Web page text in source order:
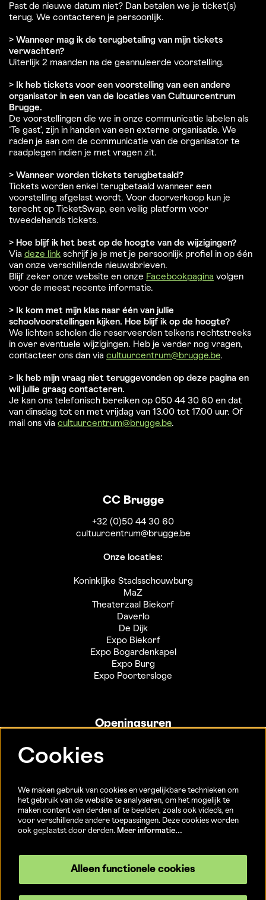
Past de nieuwe datum niet? Dan betalen we je ticket(s)
terug. We contacteren je persoonlijk.
> Wanneer mag ik de terugbetaling van mijn tickets
verwachten?
Uiterlijk 2 maanden na de geannuleerde voorstelling.
> Ik heb tickets voor een voorstelling van een andere
organisator in een van de locaties van Cultuurcentrum
Brugge.
De voorstellingen die we in onze communicatie labelen als
‘Te gast’, zijn in handen van een externe organisatie. We
raden je aan om de communicatie van de organisator te
raadplegen indien je met vragen zit.
> Wanneer worden tickets terugbetaald?
Tickets worden enkel terugbetaald wanneer een
voorstelling afgelast wordt. Voor doorverkoop kun je
terecht op TicketSwap, een veilig platform voor
tweedehands tickets.
> Hoe blijf ik het best op de hoogte van de wijzigingen?
Via deze link schrijf je je met je persoonlijk profiel in op één
van onze verschillende nieuwsbrieven.
Blijf zeker onze website en onze Facebookpagina volgen
voor de meest recente informatie.
> Ik kom met mijn klas naar één van jullie
schoolvoorstellingen kijken. Hoe blijf ik op de hoogte?
We lichten scholen die reserveerden telkens rechtstreeks
in over eventuele wijzigingen. Heb je verder nog vragen,
contacteer ons dan via cultuurcentrum@brugge.be.
> Ik heb mijn vraag niet teruggevonden op deze pagina en
wil jullie graag contacteren.
Je kan ons telefonisch bereiken op 050 44 30 60 en dat
van dinsdag tot en met vrijdag van 13.00 tot 17.00 uur. Of
mail ons via cultuurcentrum@brugge.be.
CC Brugge
+32 (0)50 44 30 60
cultuurcentrum@brugge.be
Onze locaties:
Koninklijke Stadsschouwburg
MaZ
Theaterzaal Biekorf
Daverlo
De Dijk
Expo Biekorf
Expo Bogardenkapel
Expo Burg
Expo Poortersloge
Openingsuren
Sint-Jakobsstraat 20
15/08)
Cookies
We maken gebruik van cookies en vergelijkbare technieken om
het gebruik van de website te analyseren, om het mogelijk te
maken content van derden af te beelden, zoals ook video’s, en
voor verschillende andere toepassingen. Deze cookies worden
ook geplaatst door derden. Meer informatie…
Alleen functionele cookies